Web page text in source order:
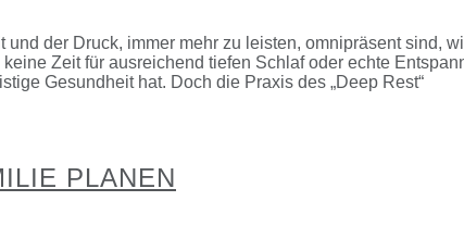
der Druck, immer mehr zu leisten, omnipräsent sind,
Zeit für ausreichend tiefen Schlaf oder echte
Gesundheit hat. Doch die Praxis des „Deep Rest“
PLANEN